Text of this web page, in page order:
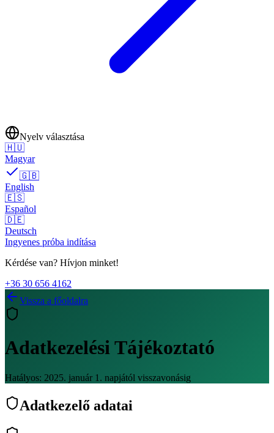
Nyelv választása
🇭🇺
Magyar
🇬🇧
English
🇪🇸
Español
🇩🇪
Deutsch
Ingyenes próba indítása
Kérdése van? Hívjon minket!
+36 30 656 4162
Vissza a főoldalra
Adatkezelési Tájékoztató
Hatályos: 2025. január 1. napjától visszavonásig
Adatkezelő adatai